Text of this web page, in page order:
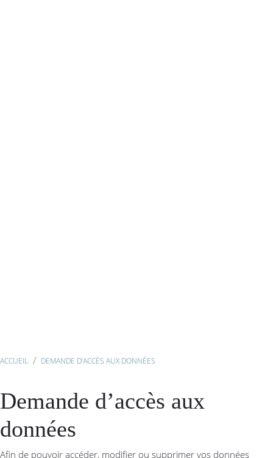
ACCUEIL DEMANDE D’ACCÈS AUX DONNÉES
Demande d’accès aux
données
Afin de pouvoir accéder, modifier ou supprimer vos données